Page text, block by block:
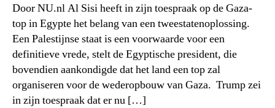
Door NU.nl Al Sisi heeft in zijn toespraak op de Gaza-
top in Egypte het belang van een tweestatenoplossing.
Een Palestijnse staat is een voorwaarde voor een
definitieve vrede, stelt de Egyptische president, die
bovendien aankondigde dat het land een top zal
organiseren voor de wederopbouw van Gaza. Trump zei
in zijn toespraak dat er nu […]